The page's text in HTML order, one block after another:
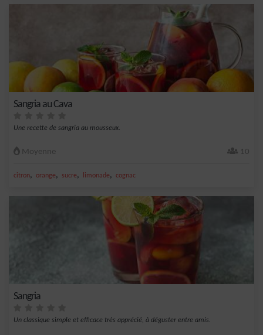
Sangria au Cava
Une recette de sangria au mousseux.
Moyenne 10
citron, orange, sucre, limonade, cognac
Sangria
Un classique simple et efficace très apprécié, à déguster entre amis.